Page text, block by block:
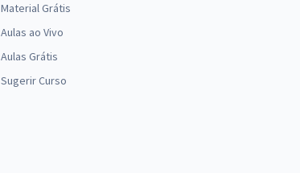
Material Grátis
Aulas ao Vivo
Aulas Grátis
Sugerir Curso